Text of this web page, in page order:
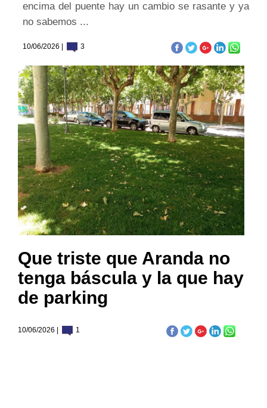
encima del puente hay un cambio se rasante y ya
no sabemos ...
10/06/2026 | 3
Que triste que Aranda no
tenga báscula y la que hay
de parking
10/06/2026 | 1